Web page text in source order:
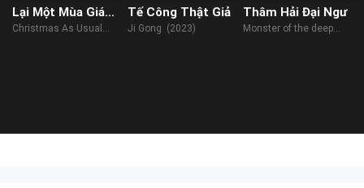
Lại Một Mùa Giáng
Sinh
Christmas As Usual
Tế Công Thật Giả
Ji Gong (2023)
Thâm Hải Đại Ngư
Monster of the deep